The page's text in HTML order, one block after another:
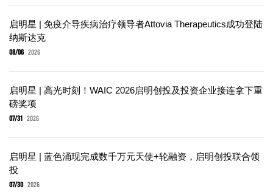
启明星 | 免疫介导疾病治疗领导者Attovia Therapeutics成功登陆
纳斯达克
08/06 2026
启明星 | 高光时刻！WAIC 2026启明创投及投资企业接连拿下重
磅奖项
07/31 2026
启明星 | 蓝色涌现完成数千万元天使+轮融资，启明创投联合领
投
07/30 2026